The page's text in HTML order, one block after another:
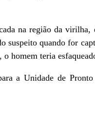
na região da
suspeito quando for
homem teria
a Unidade de